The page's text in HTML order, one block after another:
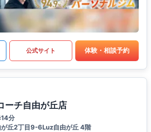
公式サイト 体験・相談予約
ーチ自由が丘店
分
が丘2丁目9-6Luz自由が丘 4階